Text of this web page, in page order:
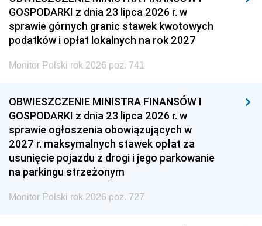
GOSPODARKI z dnia 23 lipca 2026 r. w
sprawie górnych granic stawek kwotowych
podatków i opłat lokalnych na rok 2027
Monitor Polski rok 2026 poz. 741
OBWIESZCZENIE MINISTRA FINANSÓW I
GOSPODARKI z dnia 23 lipca 2026 r. w
sprawie ogłoszenia obowiązujących w
2027 r. maksymalnych stawek opłat za
usunięcie pojazdu z drogi i jego parkowanie
na parkingu strzeżonym
Monitor Polski rok 2026 poz. 727